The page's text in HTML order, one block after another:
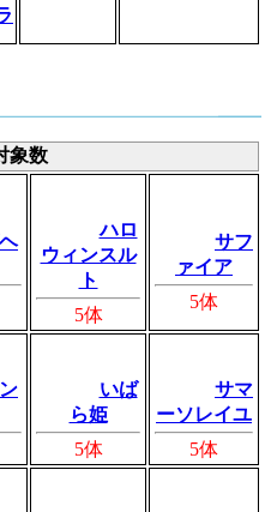
象数
ハロ
ウィンスル
ト
5体
サフ
ァイア
5体
いば
ら姫
5体
サマ
ーソレイユ
5体